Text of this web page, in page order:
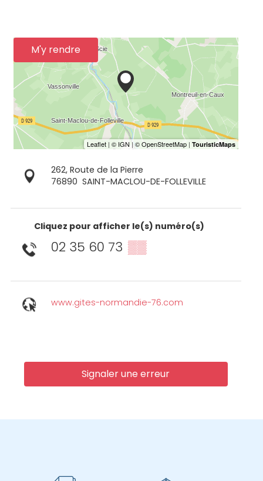
M'y rendre
262, Route de la Pierre
76890 SAINT-MACLOU-DE-FOLLEVILLE
Cliquez pour afficher le(s) numéro(s)
02 35 60 73 ▒▒
www.gites-normandie-76.com
Signaler une erreur